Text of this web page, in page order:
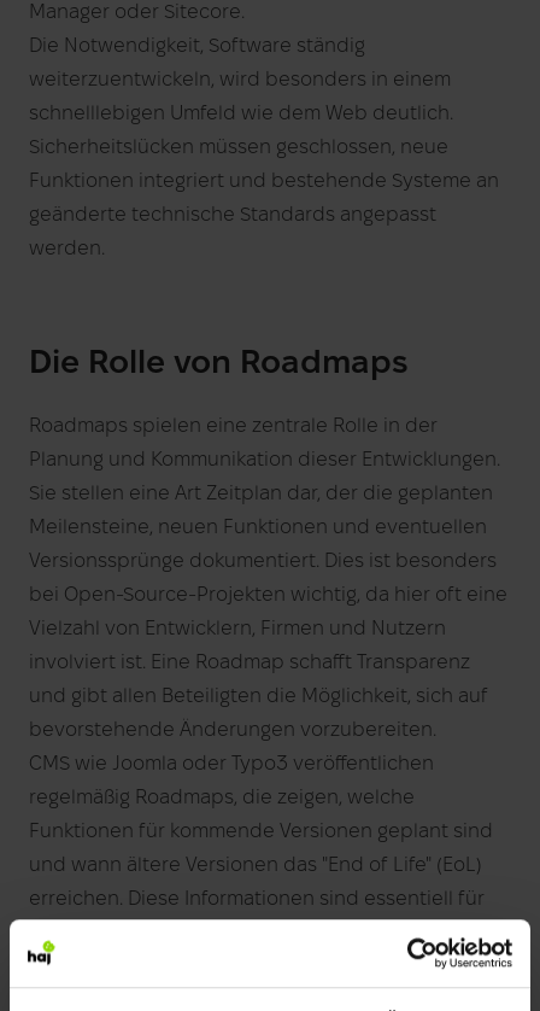
Manager oder Sitecore.
Die Notwendigkeit, Software ständig
weiterzuentwickeln, wird besonders in einem
schnelllebigen Umfeld wie dem Web deutlich.
Sicherheitslücken müssen geschlossen, neue
Funktionen integriert und bestehende Systeme an
geänderte technische Standards angepasst
werden.
Die Rolle von Roadmaps
Roadmaps spielen eine zentrale Rolle in der
Planung und Kommunikation dieser Entwicklungen.
Sie stellen eine Art Zeitplan dar, der die geplanten
Meilensteine, neuen Funktionen und eventuellen
Versionssprünge dokumentiert. Dies ist besonders
bei Open-Source-Projekten wichtig, da hier oft eine
Vielzahl von Entwicklern, Firmen und Nutzern
involviert ist. Eine Roadmap schafft Transparenz
und gibt allen Beteiligten die Möglichkeit, sich auf
bevorstehende Änderungen vorzubereiten.
CMS wie Joomla oder Typo3 veröffentlichen
regelmäßig Roadmaps, die zeigen, welche
Funktionen für kommende Versionen geplant sind
und wann ältere Versionen das "End of Life" (EoL)
erreichen. Diese Informationen sind essentiell für
rechtzeitig planen müssen, wann ein Update